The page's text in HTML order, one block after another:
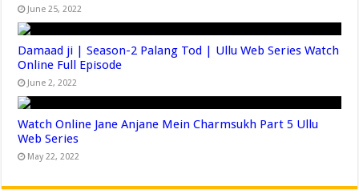
June 25, 2022
Damaad ji | Season-2 Palang Tod | Ullu Web Series Watch
Online Full Episode
June 2, 2022
Watch Online Jane Anjane Mein Charmsukh Part 5 Ullu
Web Series
May 22, 2022